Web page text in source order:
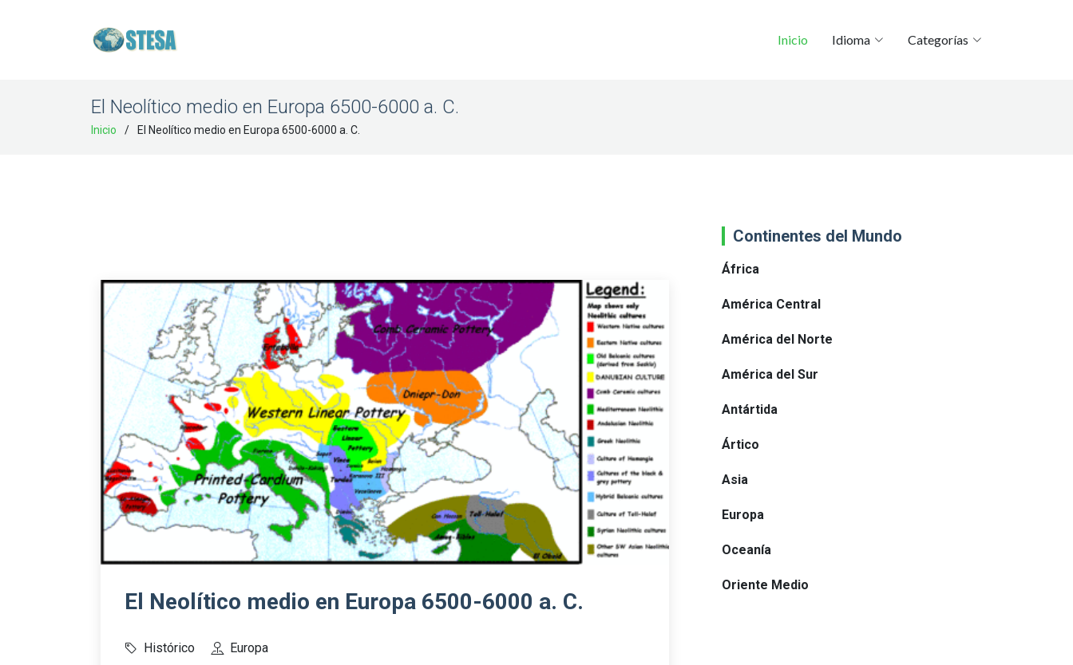
Inicio Idioma Categorías
El Neolítico medio en Europa 6500-6000 a. C.
Inicio El Neolítico medio en Europa 6500-6000 a. C.
El Neolítico medio en Europa 6500-6000 a. C.
Histórico Europa
Continentes del Mundo
África
América Central
América del Norte
América del Sur
Antártida
Ártico
Asia
Europa
Oceanía
Oriente Medio